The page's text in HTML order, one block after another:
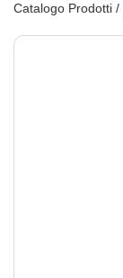
Catalogo Prodotti /